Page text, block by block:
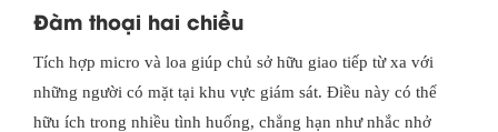
Đàm thoại hai chiều
Tích hợp micro và loa giúp chủ sở hữu giao tiếp từ xa với
những người có mặt tại khu vực giám sát. Điều này có thể
hữu ích trong nhiều tình huống, chẳng hạn như nhắc nhở